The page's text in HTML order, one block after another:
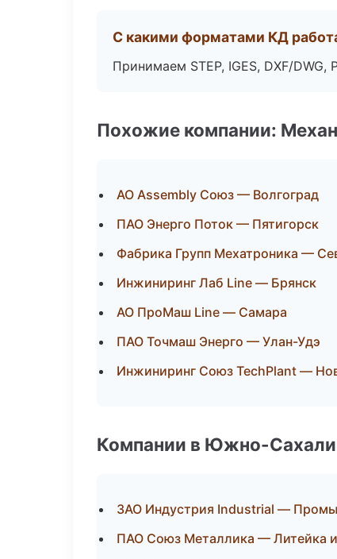
С какими форматами КД
Принимаем STEP, IGES, DXF/
Похожие компании:
АО Assembly Союз — Волгоград
ПАО Энерго Поток — Пятигорск
Фабрика Групп Мехатроника —
Инжиниринг Лаб Line — Брянск
АО ПроМаш Line — Самара
ПАО Точмаш Энерго — Улан-Удэ
Инжиниринг Союз TechPlant —
Компании в Южно-
ЗАО Индустрия Industrial —
ПАО Союз Металлика — Литейка